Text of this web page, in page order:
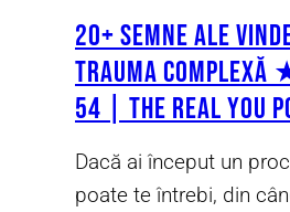
20+ Semne ale
Trauma Complexă
54 | The Real You
Dacă ai început un
poate te întrebi, din